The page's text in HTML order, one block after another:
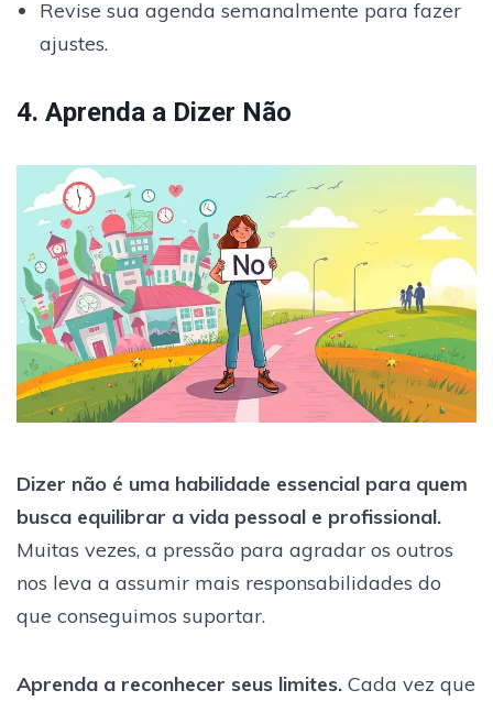
Revise sua agenda semanalmente para fazer
ajustes.
4. Aprenda a Dizer Não
Dizer não é uma habilidade essencial para quem
busca equilibrar a vida pessoal e profissional.
Muitas vezes, a pressão para agradar os outros
nos leva a assumir mais responsabilidades do
que conseguimos suportar.
Aprenda a reconhecer seus limites. Cada vez que